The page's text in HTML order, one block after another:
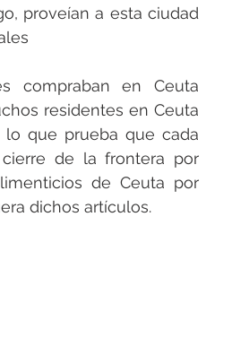
proveían a esta ciudad
compraban en Ceuta
residentes en Ceuta
lo que prueba que cada
de la frontera por
de Ceuta por
dichos artículos.